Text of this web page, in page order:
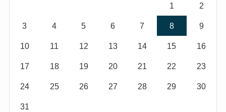
1 2
3 4 5 6 7 8 9
10 11 12 13 14 15 16
17 18 19 20 21 22 23
24 25 26 27 28 29 30
31